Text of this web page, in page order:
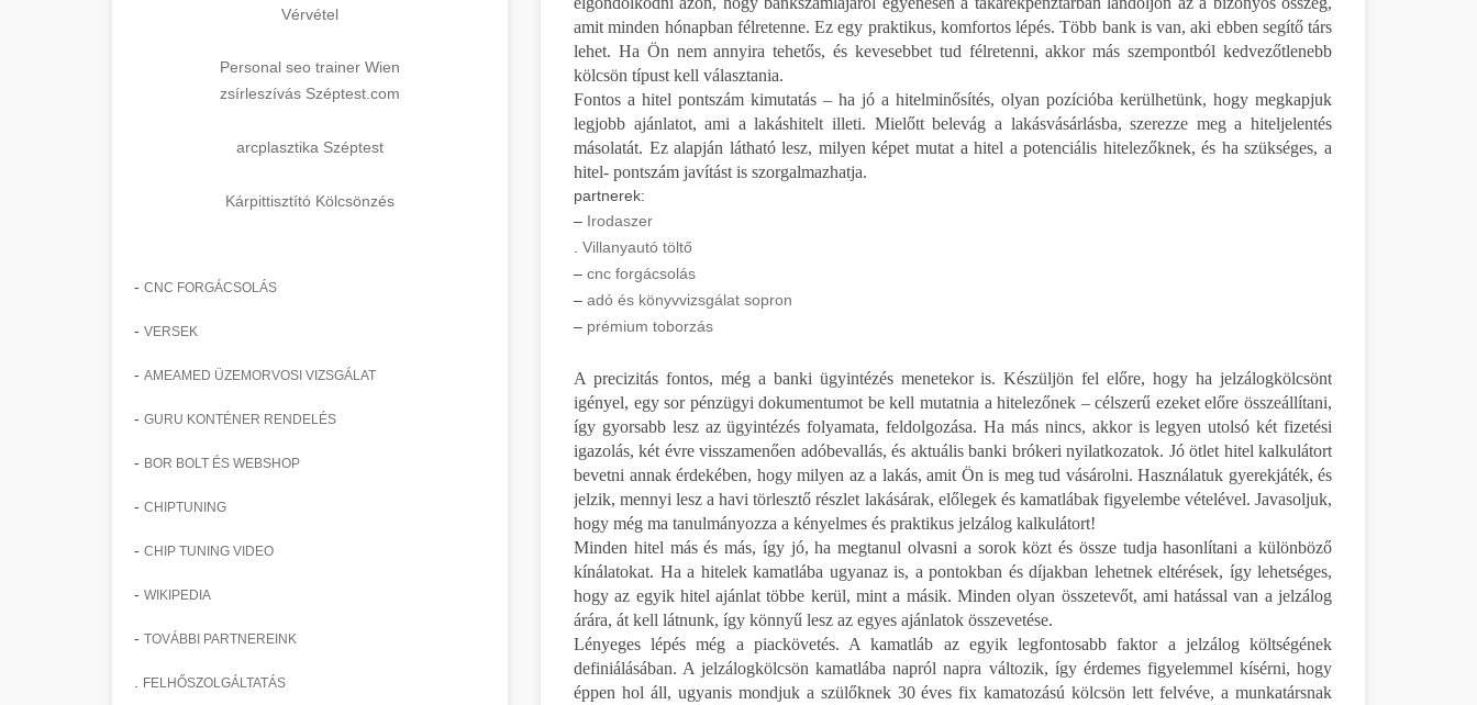
Vérvétel
Personal seo trainer Wien
zsírleszívás Széptest.com
arcplasztika Széptest
Kárpittisztító Kölcsönzés
- CNC FORGÁCSOLÁS
- VERSEK
- AMEAMED ÜZEMORVOSI VIZSGÁLAT
- GURU KONTÉNER RENDELÉS
- BOR BOLT ÉS WEBSHOP
- CHIPTUNING
- CHIP TUNING VIDEO
- WIKIPEDIA
- TOVÁBBI PARTNEREINK
FELHŐSZOLGÁLTATÁS
amit minden hónapban félretenne. Ez egy praktikus, komfortos lépés. Több bank is van, aki ebben segítő társ
lehet. Ha Ön nem annyira tehetős, és kevesebbet tud félretenni, akkor más szempontból kedvezőtlenebb
kölcsön típust kell választania.
Fontos a hitel pontszám kimutatás – ha jó a hitelminősítés, olyan pozícióba kerülhetünk, hogy megkapjuk
legjobb ajánlatot, ami a lakáshitelt illeti. Mielőtt belevág a lakásvásárlásba, szerezze meg a hiteljelentés
másolatát. Ez alapján látható lesz, milyen képet mutat a hitel a potenciális hitelezőknek, és ha szükséges, a
hitel- pontszám javítást is szorgalmazhatja.
partnerek:
– Irodaszer
Villanyautó töltő
– cnc forgácsolás
– adó és könyvvizsgálat sopron
– prémium toborzás
A precizitás fontos, még a banki ügyintézés menetekor is. Készüljön fel előre, hogy ha jelzálogkölcsönt
igényel, egy sor pénzügyi dokumentumot be kell mutatnia a hitelezőnek – célszerű ezeket előre összeállítani,
így gyorsabb lesz az ügyintézés folyamata, feldolgozása. Ha más nincs, akkor is legyen utolsó két fizetési
igazolás, két évre visszamenően adóbevallás, és aktuális banki brókeri nyilatkozatok. Jó ötlet hitel kalkulátort
bevetni annak érdekében, hogy milyen az a lakás, amit Ön is meg tud vásárolni. Használatuk gyerekjáték, és
jelzik, mennyi lesz a havi törlesztő részlet lakásárak, előlegek és kamatlábak figyelembe vételével. Javasoljuk,
hogy még ma tanulmányozza a kényelmes és praktikus jelzálog kalkulátort!
Minden hitel más és más, így jó, ha megtanul olvasni a sorok közt és össze tudja hasonlítani a különböző
kínálatokat. Ha a hitelek kamatlába ugyanaz is, a pontokban és díjakban lehetnek eltérések, így lehetséges,
hogy az egyik hitel ajánlat többe kerül, mint a másik. Minden olyan összetevőt, ami hatással van a jelzálog
árára, át kell látnunk, így könnyű lesz az egyes ajánlatok összevetése.
Lényeges lépés még a piackövetés. A kamatláb az egyik legfontosabb faktor a jelzálog költségének
definiálásában. A jelzálogkölcsön kamatlába napról napra változik, így érdemes figyelemmel kísérni, hogy
éppen hol áll, ugyanis mondjuk a szülőknek 30 éves fix kamatozású kölcsön lett felvéve, a munkatársnak